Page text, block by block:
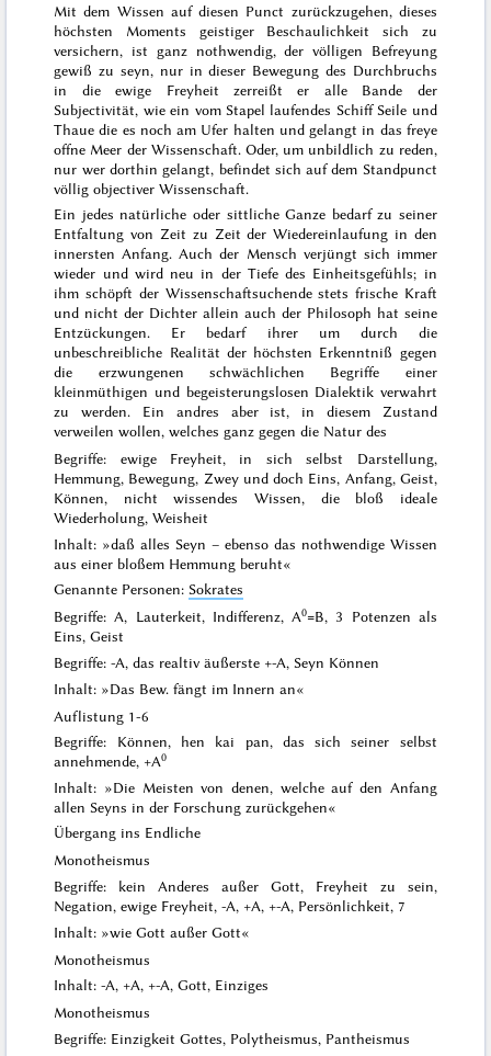
Mit dem Wissen auf diesen Punct zurückzugehen, dieses
höchsten Moments geistiger Beschaulichkeit sich zu
versichern, ist ganznothwendig, der völligen Befreyung
gewiß zu seyn, nur in dieser Bewegung des Durchbruchs
in die ewige Freyheit zerreißt er alle Bande der
Subjectivität, wie ein vom Stapel laufendes Schiff Seile und
Thaue die es noch am Ufer halten und gelangt in das freye
offne Meer der Wissenschaft. Oder, um unbildlich zu reden,
nur wer dorthin gelangt, befindet sich auf dem Standpunct
völlig objectiver Wissenschaft.
Ein jedes natürliche oder sittliche Ganze bedarf zu seiner
Entfaltung von Zeit zu Zeit derWiedereinlaufung in den
innersten Anfang. Auch der Mensch verjüngt sich immer
wieder und wird neu in der Tiefe des Einheitsgefühls; in
ihm schöpft der Wissenschaftsuchende stets frische Kraft
und nicht der Dichter allein auch der Philosoph hat seine
Entzückungen. Er bedarf ihrer um durch die
unbeschreibliche Realität der höchsten Erkenntniß gegen
die erzwungenen schwächlichen Begriffe einer
kleinmüthigen und begeisterungslosen Dialektik verwahrt
zu werden. Ein andres aber ist, in diesem Zustand
verweilen wollen, welches ganz gegen die Natur des
Begriffe: ewige Freyheit, in sich selbst Darstellung,
Hemmung, Bewegung, Zwey und doch Eins, Anfang, Geist,
Können, nicht wissendes Wissen, die bloß ideale
Wiederholung, Weisheit
Inhalt: »daß alles Seyn – ebenso das nothwendige Wissen
aus einer bloßem Hemmung beruht«
Genannte Personen:Sokrates
Begriffe: A, Lauterkeit, Indifferenz, A0=B, 3 Potenzen als
Eins, Geist
Begriffe: -A, das realtiv äußerste +-A, Seyn Können
Inhalt: »Das Bew. fängt im Innern an«
Auflistung 1-6
Begriffe: Können, hen kai pan, das sich seiner selbst
annehmende, +A0
Inhalt: »Die Meisten von denen, welche auf den Anfang
allen Seyns in der Forschung zurückgehen«
Übergang ins Endliche
Monotheismus
Begriffe: kein Anderes außer Gott, Freyheit zu sein,
Negation, ewige Freyheit, -A, +A, +-A, Persönlichkeit, 7
Inhalt: »wie Gott außer Gott«
Monotheismus
Inhalt: -A, +A, +-A, Gott, Einziges
Monotheismus
Begriffe: Einzigkeit Gottes, Polytheismus, Pantheismus